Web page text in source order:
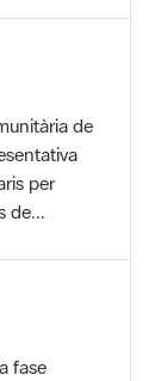
de...